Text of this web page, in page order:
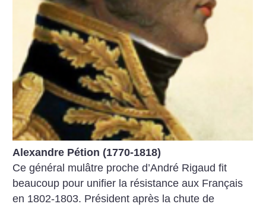
Alexandre Pétion (1770-1818)
Ce général mulâtre proche d’André Rigaud fit
beaucoup pour unifier la résistance aux Français
en 1802-1803. Président après la chute de